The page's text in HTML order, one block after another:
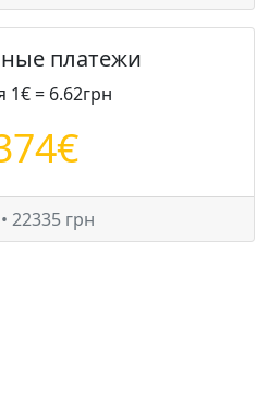
платежи
1€ = 6.62грн
22335 грн